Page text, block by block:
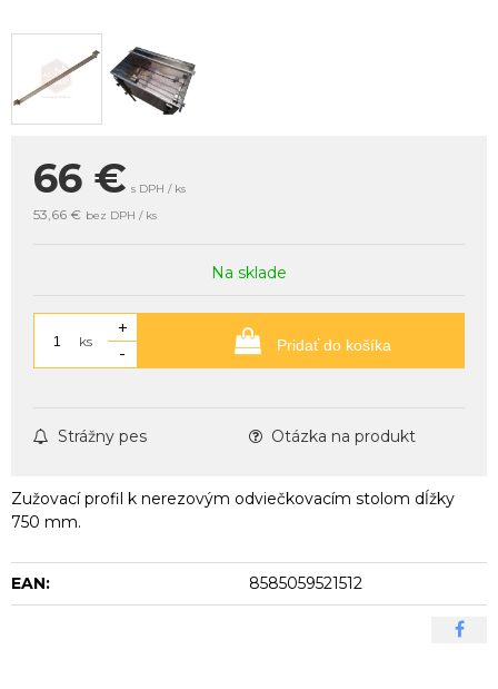
66 € s DPH / ks
53,66 € bez DPH / ks
Na sklade
ks
+
-
Pridať do košíka
Strážny pes Otázka na produkt
Zužovací profil k nerezovým odviečkovacím stolom dĺžky
750 mm.
EAN: 8585059521512